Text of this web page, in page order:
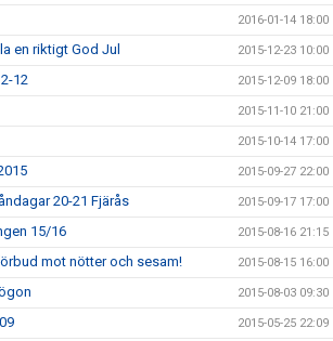
2016-01-14 18:00
en riktigt God Jul 2015-12-23 10:00
12 2015-12-09 18:00
2015-11-10 21:00
2015-10-14 17:00
2015-09-27 22:00
20-21 Fjärås 2015-09-17 17:00
15/16 2015-08-16 21:15
mot nötter och sesam! 2015-08-15 16:00
2015-08-03 09:30
2015-05-25 22:09